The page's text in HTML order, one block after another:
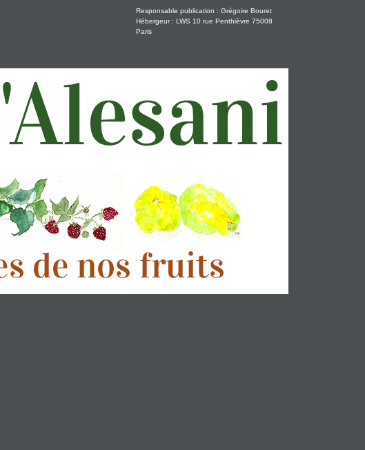
Responsable publication : Grégoire Bouret
Hébergeur : LWS 10 rue Penthièvre 75008
Paris